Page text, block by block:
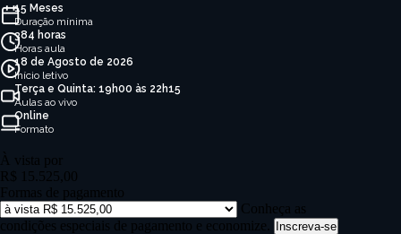
15 Meses
Duração mínima
384 horas
Horas aula
18 de Agosto de 2026
Início letivo
Terça e Quinta: 19h00 às 22h15
Aulas ao vivo
Online
Formato
À vista por
R$ 15.525,00
Formas de pagamento
Conheça as
condições especiais de pagamento e economize.
Inscreva-se